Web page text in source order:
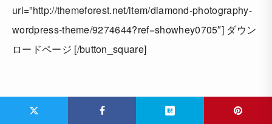
url=”http://themeforest.net/item/diamond-photography-
wordpress-theme/9274644?ref=showhey0705″] ダウン
ロードページ [/button_square]